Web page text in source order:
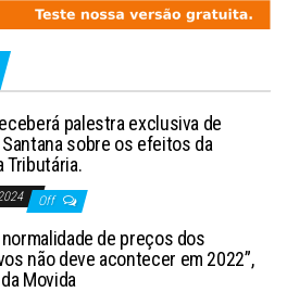
palestra exclusiva de
Santana sobre os efeitos da
Tributária.
Off
normalidade de preços dos
não deve acontecer em 2022”,
Movida